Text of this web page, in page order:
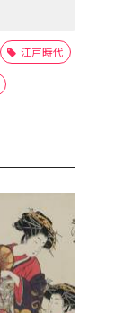
江戸時代